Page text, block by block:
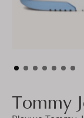
Tommy